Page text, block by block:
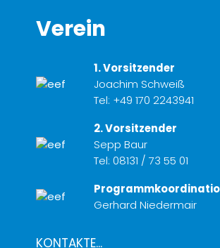
Verein
1. Vorsitzender
Joachim Schweiß
Tel: +49 170 2243941
2. Vorsitzender
Sepp Baur
Tel: 08131 / 73 55 01
Gerhard Niedermair
KONTAKTE...